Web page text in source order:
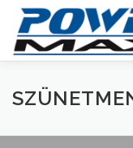
content